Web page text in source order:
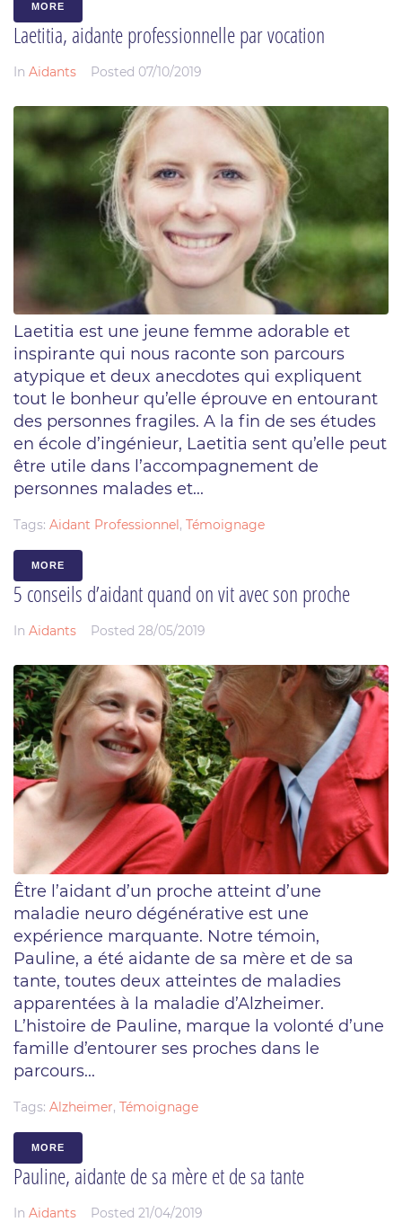
MORE
Laetitia, aidante professionnelle par vocation
In Aidants Posted 07/10/2019
Laetitia est une jeune femme adorable et
inspirante qui nous raconte son parcours
atypique et deux anecdotes qui expliquent
tout le bonheur qu’elle éprouve en entourant
des personnes fragiles. A la fin de ses études
en école d’ingénieur, Laetitia sent qu’elle peut
être utile dans l’accompagnement de
personnes malades et...
Tags: Aidant Professionnel , Témoignage
MORE
5 conseils d’aidant quand on vit avec son proche
In Aidants Posted 28/05/2019
Être l’aidant d’un proche atteint d’une
maladie neuro dégénérative est une
expérience marquante. Notre témoin,
Pauline, a été aidante de sa mère et de sa
tante, toutes deux atteintes de maladies
apparentées à la maladie d’Alzheimer.
L’histoire de Pauline, marque la volonté d’une
famille d’entourer ses proches dans le
parcours...
Tags: Alzheimer, Témoignage
MORE
Pauline, aidante de sa mère et de sa tante
In Aidants Posted 21/04/2019